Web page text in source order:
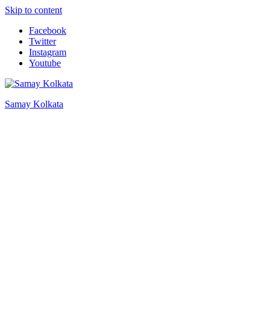
Skip to content
Facebook
Twitter
Instagram
Youtube
Samay Kolkata